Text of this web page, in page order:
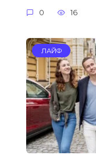
0 16
ЛАЙФ